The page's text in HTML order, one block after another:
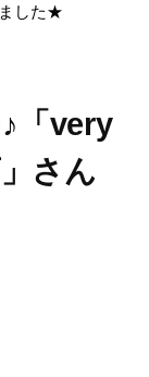
した★
「very
さん